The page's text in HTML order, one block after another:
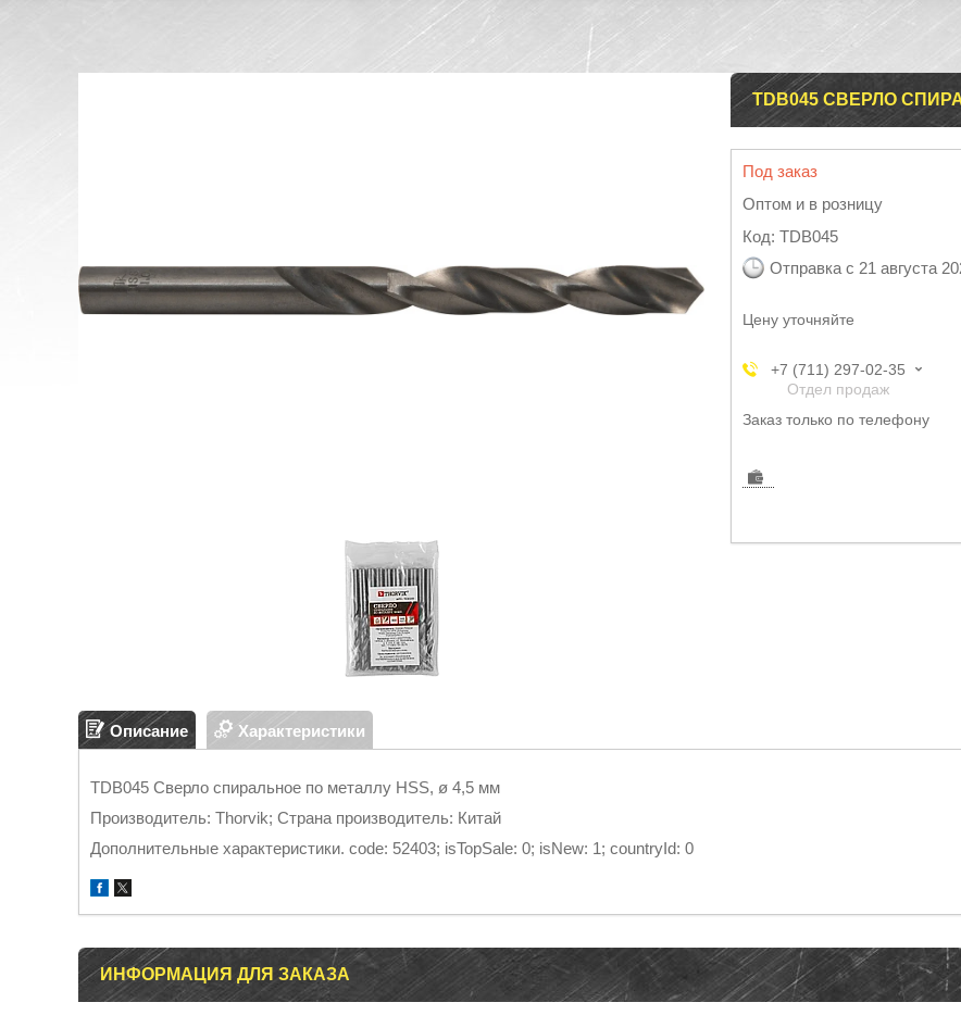
TDB045 СВЕРЛО
Под заказ
Оптом и в розницу
Код: TDB045
Отправка с 21 августа
Цену уточняйте
+7 (711) 297-02-35
Отдел продаж
Заказ только по телефону
Описание Характеристики
TDB045 Сверло спиральное по металлу HSS, ø 4,5 мм
Производитель: Thorvik; Страна производитель: Китай
Дополнительные характеристики. code: 52403; isTopSale: 0; isNew: 1; countryId: 0
ИНФОРМАЦИЯ ДЛЯ ЗАКАЗА